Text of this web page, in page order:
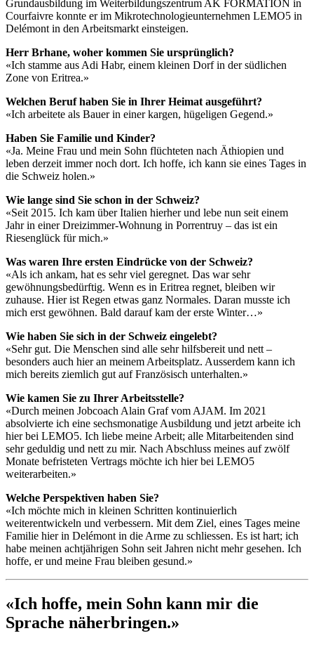
Grundausbildung im Weiterbildungszentrum AK FORMATION in
Courfaivre konnte er im Mikrotechnologieunternehmen LEMO5 in
Delémont in den Arbeitsmarkt einsteigen.
Herr Brhane, woher kommen Sie ursprünglich?
«Ich stamme aus Adi Habr, einem kleinen Dorf in der südlichen
Zone von Eritrea.»
Welchen Beruf haben Sie in Ihrer Heimat ausgeführt?
«Ich arbeitete als Bauer in einer kargen, hügeligen Gegend.»
Haben Sie Familie und Kinder?
«Ja. Meine Frau und mein Sohn flüchteten nach Äthiopien und
leben derzeit immer noch dort. Ich hoffe, ich kann sie eines Tages in
die Schweiz holen.»
Wie lange sind Sie schon in der Schweiz?
«Seit 2015. Ich kam über Italien hierher und lebe nun seit einem
Jahr in einer Dreizimmer-Wohnung in Porrentruy – das ist ein
Riesenglück für mich.»
Was waren Ihre ersten Eindrücke von der Schweiz?
«Als ich ankam, hat es sehr viel geregnet. Das war sehr
gewöhnungsbedürftig. Wenn es in Eritrea regnet, bleiben wir
zuhause. Hier ist Regen etwas ganz Normales. Daran musste ich
mich erst gewöhnen. Bald darauf kam der erste Winter…»
Wie haben Sie sich in der Schweiz eingelebt?
«Sehr gut. Die Menschen sind alle sehr hilfsbereit und nett –
besonders auch hier an meinem Arbeitsplatz. Ausserdem kann ich
mich bereits ziemlich gut auf Französisch unterhalten.»
Wie kamen Sie zu Ihrer Arbeitsstelle?
«Durch meinen Jobcoach Alain Graf vom AJAM. Im 2021
absolvierte ich eine sechsmonatige Ausbildung und jetzt arbeite ich
hier bei LEMO5. Ich liebe meine Arbeit; alle Mitarbeitenden sind
sehr geduldig und nett zu mir. Nach Abschluss meines auf zwölf
Monate befristeten Vertrags möchte ich hier bei LEMO5
weiterarbeiten.»
Welche Perspektiven haben Sie?
«Ich möchte mich in kleinen Schritten kontinuierlich
weiterentwickeln und verbessern. Mit dem Ziel, eines Tages meine
Familie hier in Delémont in die Arme zu schliessen. Es ist hart; ich
habe meinen achtjährigen Sohn seit Jahren nicht mehr gesehen. Ich
hoffe, er und meine Frau bleiben gesund.»
«Ich hoffe, mein Sohn kann mir die
Sprache näherbringen.»